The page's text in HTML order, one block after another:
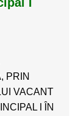
PRIN
VACANT
I ÎN